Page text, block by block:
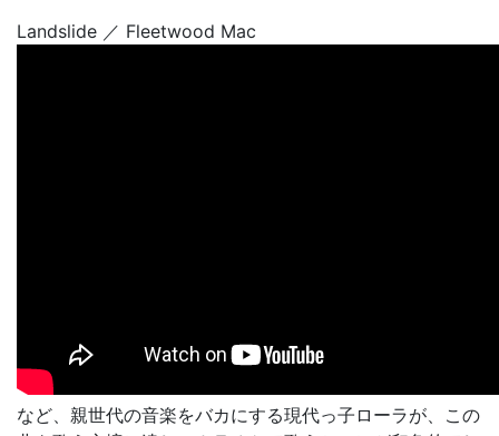
Landslide ／ Fleetwood Mac
など、親世代の音楽をバカにする現代っ子ローラが、この